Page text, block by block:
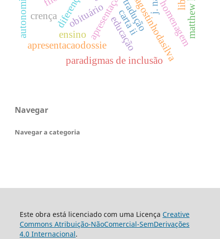
apresentaçãodossiêagostinhodasilva
apresentacaodossie
tradução
carta ii
obituário homenagem
diferenças
paradigmas de inclusão
educação
crença
autonomia ensino
Navegar
Navegar a categoria
Este obra está licenciado com uma Licença Creative
Commons Atribuição-NãoComercial-SemDerivações
4.0 Internacional.